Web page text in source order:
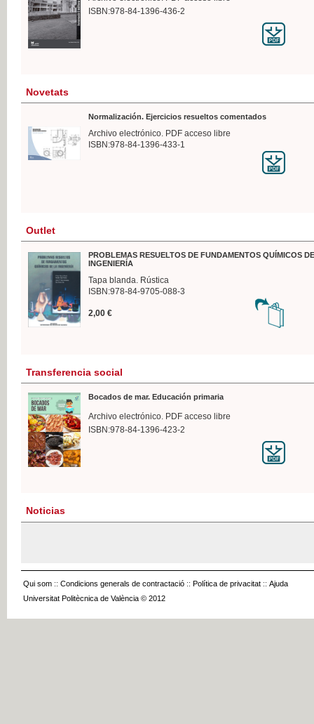
ISBN:978-84-1396-436-2
Novetats
Normalización. Ejercicios resueltos comentados
Archivo electrónico. PDF acceso libre
ISBN:978-84-1396-433-1
Outlet
PROBLEMAS RESUELTOS DE FUNDAMENTOS QUÍMICOS
INGENIERÍA
Tapa blanda. Rústica
ISBN:978-84-9705-088-3
2,00 €
Transferencia social
Bocados de mar. Educación primaria
Archivo electrónico. PDF acceso libre
ISBN:978-84-1396-423-2
Noticias
Qui som :: Condicions generals de contractació :: Política de privacitat :: Ajuda
Universitat Politècnica de València © 2012